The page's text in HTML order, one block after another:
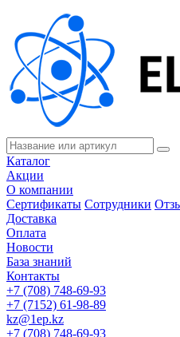
Каталог
Акции
О компании
Сертификаты Сотрудники
Доставка
Оплата
Новости
База знаний
Контакты
+7 (708) 748-69-93
+7 (7152) 61-98-89
kz@1ep.kz
+7 (708) 748-69-93